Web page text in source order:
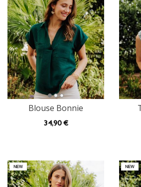
Blouse Bonnie
34,90 €